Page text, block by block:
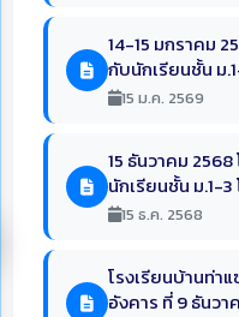
14-15 มกราคม
กับนักเรียนชั้น ม
15 ม.ค. 2569
15 ธันวาคม
นักเรียนชั้น ม.1-
15 ธ.ค. 2568
โรงเรียนบ้านท่า
อังคาร ที่ 9 ธันว